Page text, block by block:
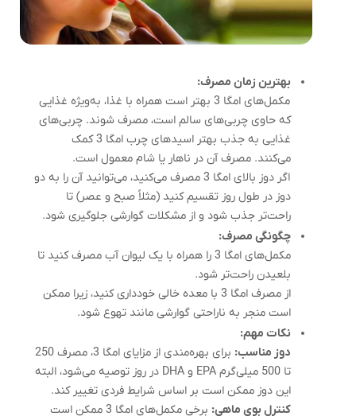
بهترین زمان مصرف:
مکمل‌های امگا 3 بهتر است همراه با غذا، به‌ویژه غذایی
که حاوی چربی‌های سالم است، مصرف شوند. چربی‌های
غذایی به جذب بهتر اسیدهای چرب امگا 3 کمک
می‌کنند. مصرف آن در ناهار یا شام معمول است.
اگر دوز بالای امگا 3 مصرف می‌کنید، می‌توانید آن را به دو
دوز در طول روز تقسیم کنید (مثلاً صبح و عصر) تا
راحت‌تر جذب شود و از مشکلات گوارشی جلوگیری شود.
چگونگی مصرف:
مکمل‌های امگا 3 را همراه با یک لیوان آب مصرف کنید تا
بلعیدن راحت‌تر شود.
از مصرف امگا 3 با معده خالی خودداری کنید، زیرا ممکن
است منجر به ناراحتی گوارشی مانند تهوع شود.
نکات مهم:
دوز مناسب:
برای بهره‌مندی از مزایای امگا 3، مصرف 250
تا 500 میلی‌گرم EPA و DHA در روز توصیه می‌شود، البته
این دوز ممکن است بر اساس شرایط فردی تغییر کند.
کنترل بوی ماهی:
برخی مکمل‌های امگا 3 ممکن است